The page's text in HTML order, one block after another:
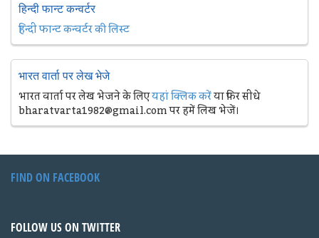
हिन्दी फान्ट कन्वर्टर
हिन्दी फान्ट कन्वर्टर की लिस्ट
भारत वार्ता पर लेख भेजे
भारत वार्ता पर लेख भेजने के लिएयहां क्लिक करेंया फिर सीधे
bharatvarta1982@gmail.com पर हमें लिख भेजें।
FIND ON FACEBOOK
FOLLOW US ON TWITTER